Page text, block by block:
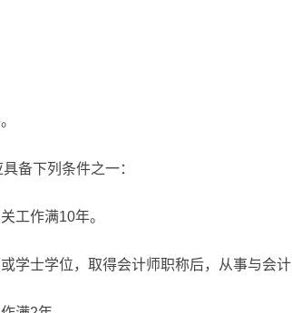
备下列条件之一：
工作满10年。
士学位，取得会计师职称后，从事与会计